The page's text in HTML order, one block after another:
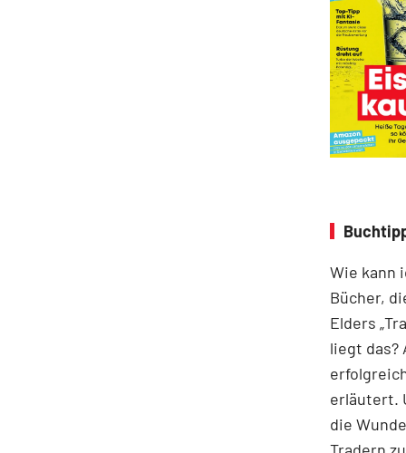
Wie kann
Bücher,
Elders
liegt das?
erläutert.
die